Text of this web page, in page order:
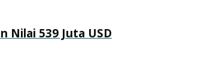
Nilai 539 Juta USD